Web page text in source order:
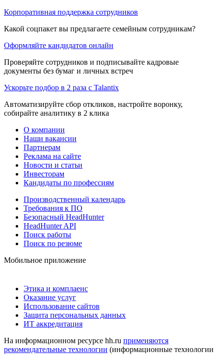
Корпоративная поддержка сотрудников
Какой соцпакет вы предлагаете семейным сотрудникам?
Оформляйте кандидатов онлайн
Проверяйте сотрудников и подписывайте кадровые
документы без бумаг и личных встреч
Ускорьте подбор в 2 раза с Talantix
Автоматизируйте сбор откликов, настройте воронку,
собирайте аналитику в 2 клика
О компании
Наши вакансии
Партнерам
Реклама на сайте
Новости и статьи
Инвесторам
Кандидаты по профессиям
Производственный календарь
Требования к ПО
Безопасный HeadHunter
HeadHunter API
Поиск работы
Поиск по резюме
Мобильное приложение
Этика и комплаенс
Оказание услуг
Использование сайтов
Защита персональных данных
ИТ аккредитация
На информационном ресурсе hh.ru применяются
рекомендательные технологии (информационные технологии